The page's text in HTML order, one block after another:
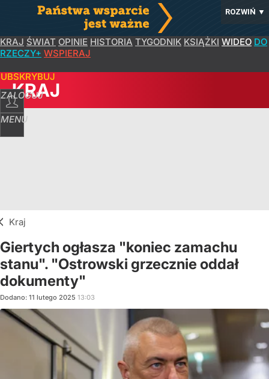
ROZWIŃ ▼
KRAJ ŚWIAT OPINIE HISTORIA TYGODNIK KSIĄŻKI WIDEO DO
RZECZY+ WSPIERAJ
ZALOGUJ
MENU
KRAJ
Kraj
Giertych ogłasza "koniec zamachu
stanu". "Ostrowski grzecznie oddał
dokumenty"
Dodano: 11 lutego 2025 13:03